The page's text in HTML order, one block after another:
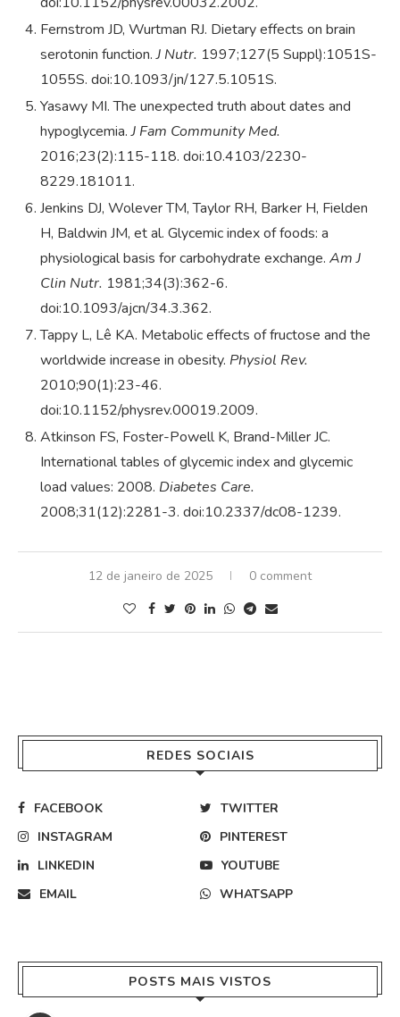
Fernstrom JD, Wurtman RJ. Dietary effects on brain
serotonin function.J Nutr. 1997;127(5 Suppl):1051S-
1055S. doi:10.1093/jn/127.5.1051S.
Yasawy MI. The unexpected truth about dates and
hypoglycemia.J Fam Community Med.
2016;23(2):115-118. doi:10.4103/2230-
8229.181011.
Jenkins DJ, Wolever TM, Taylor RH, Barker H, Fielden
H, Baldwin JM, et al. Glycemic index of foods: a
physiological basis for carbohydrate exchange. Am J
Clin Nutr. 1981;34(3):362-6.
doi:10.1093/ajcn/34.3.362.
Tappy L, Lê KA. Metabolic effects of fructose and the
worldwide increase in obesity. Physiol Rev.
2010;90(1):23-46.
doi:10.1152/physrev.00019.2009.
Atkinson FS, Foster-Powell K, Brand-Miller JC.
International tables of glycemic index and glycemic
load values: 2008. Diabetes Care.
2008;31(12):2281-3. doi:10.2337/dc08-1239.
12 de janeiro de 2025 0 comment
REDES SOCIAIS
FACEBOOK
TWITTER
INSTAGRAM
PINTEREST
LINKEDIN
YOUTUBE
EMAIL
WHATSAPP
POSTS MAIS VISTOS